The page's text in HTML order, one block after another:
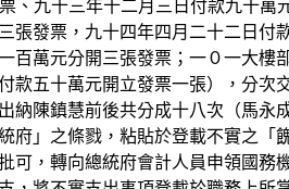
九十三年十二月三日付款九十
發票，九十四年四月二十二日付
萬元分開三張發票；一０一大樓
五十萬元開立發票一張），分
陳鎮慧前後共分成十八次（馬永
」之條戮，粘貼於登載不實之「
，轉向總統府會計人員申領國